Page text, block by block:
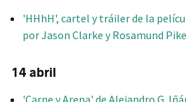
'HHhH', cartel y tráiler de la
por Jason Clarke y Rosamund Pike
14 abril